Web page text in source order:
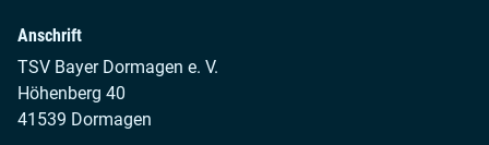
Anschrift
TSV Bayer Dormagen e. V.
Höhenberg 40
41539 Dormagen